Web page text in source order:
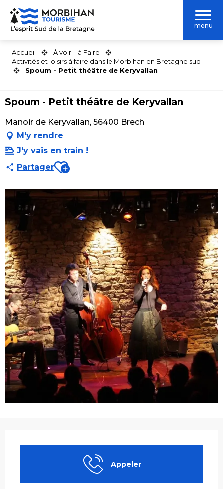
Aller
contenu
menu
Accueil
À voir – à Faire
Activités et loisirs à faire dans le Morbihan en Bretagne sud
Spoum - Petit théâtre de Keryvallan
Spoum - Petit théâtre de Keryvallan
Manoir de Keryvallan, 56400 Brech
M'y rendre
J'y vais en train !
PartagerAjouter aux favoris
Appeler